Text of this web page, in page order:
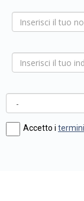
Accetto i